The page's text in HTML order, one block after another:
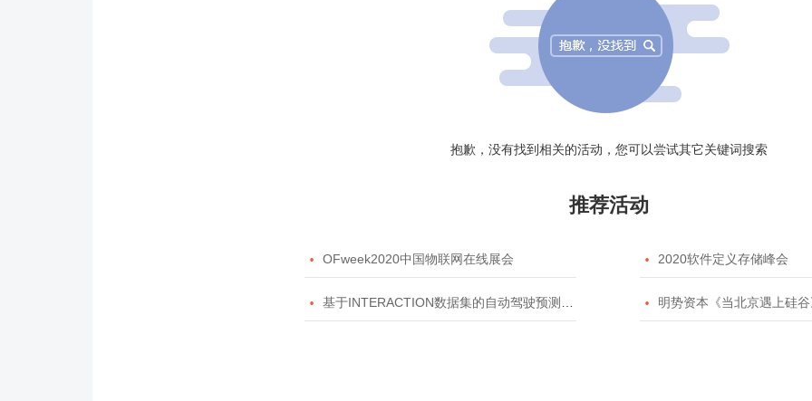
抱歉，没有找到相关的活动，您可以尝试其它关键词搜索
推荐活动
 OFweek2020中国物联网在线展会  2020软件定义存储峰会
 基于INTERACTION数据集的自动驾驶预测模型挑战赛  明势资本《当北京遇上硅谷》系列